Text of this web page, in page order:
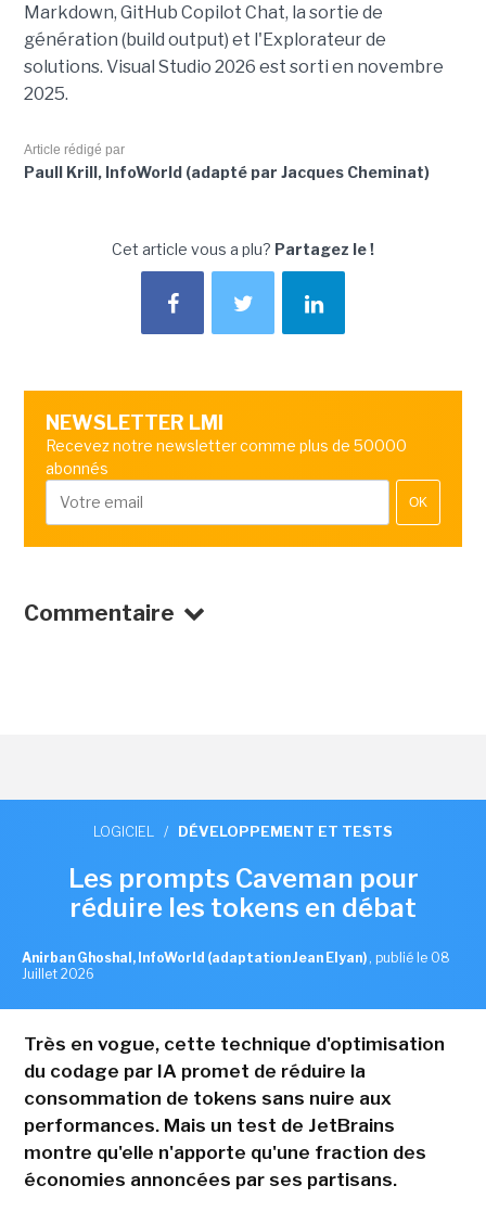
Markdown, GitHub Copilot Chat, la sortie de
génération (build output) et l'Explorateur de
solutions. Visual Studio 2026 est sorti en novembre
2025.
Article rédigé par
Paull Krill, InfoWorld (adapté par Jacques Cheminat)
Cet article vous a plu? Partagez le !
NEWSLETTER LMI
Recevez notre newsletter comme plus de 50000
abonnés
OK
Commentaire
LOGICIEL / DÉVELOPPEMENT ET TESTS
Les prompts Caveman pour
réduire les tokens en débat
Anirban Ghoshal, InfoWorld (adaptation Jean Elyan) , publié le 08
Juillet 2026
Très en vogue, cette technique d'optimisation
du codage par IA promet de réduire la
consommation de tokens sans nuire aux
performances. Mais un test de JetBrains
montre qu'elle n'apporte qu'une fraction des
économies annoncées par ses partisans.